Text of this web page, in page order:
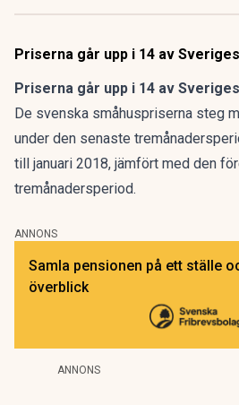
Priserna går upp i 14 av
Priserna går upp i 14 av
De svenska småhuspriserna steg
under den senaste
till januari 2018, jämfört med den
tremånadersperiod.
ANNONS
Samla pensionen på ett ställe
överblick
ANNONS